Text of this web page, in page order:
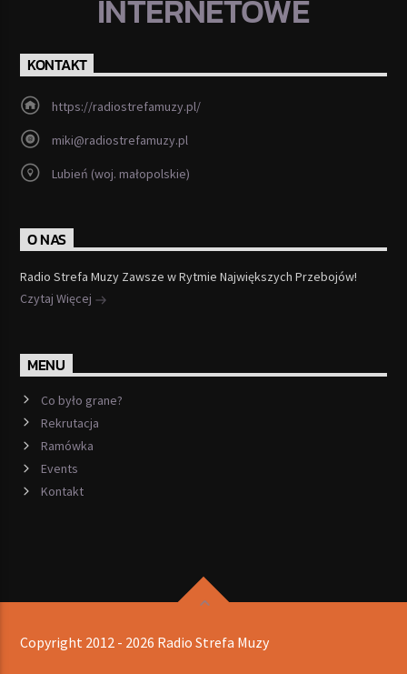
INTERNETOWE
KONTAKT
https://radiostrefamuzy.pl/
miki@radiostrefamuzy.pl
Lubień (woj. małopolskie)
O NAS
Radio Strefa Muzy Zawsze w Rytmie Największych Przebojów!
Czytaj Więcej
MENU
Co było grane?
Rekrutacja
Ramówka
Events
Kontakt
Copyright 2012 - 2026 Radio Strefa Muzy